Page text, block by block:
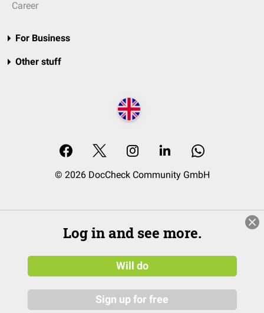
Career
For Business
Other stuff
© 2026 DocCheck Community GmbH
Log in and see more.
Will do
Sign up for free